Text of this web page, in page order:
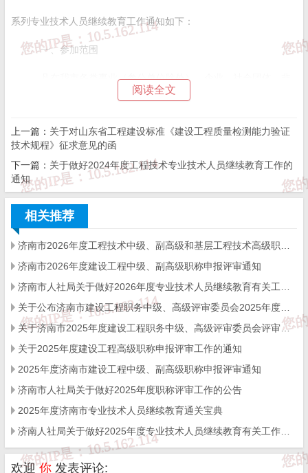
系列专业技术人员继续教育工作通知如下：
一、参加范围
凡在我市各类事业（参公单位除外）、企业、社会团体、非
及自由职业者均需按规定参加继续教育培训。
二、学时要求
建设工程系列专业技术人员参加继续教育时间每年累计应不
少于90学时，其中，公需科目不少于30学时，专业科目不少于60学
时。依托“济南市专业技术人员继续教育公共服务平台”（以下称“市
继续教育平台”，网址http://221.214.69.254:9090/）开展培训。
三、学习时间
2024年度济南市建设工程专业技术人员继续教育学习时间截
止到2024年12月31日。本年度申报职称评审的人员，应于申报截止
四、学习内容及方式
（一）公需科目
继续教育公需科目由市人力资源社会保障局组织实施。2024
阅读全文
上一篇： 关于对山东省工程建设标准《建设工程质量检测能力验证
技术规程》征求意见的函
下一篇： 关于做好2024年度工程技术专业技术人员继续教育工作的
通知
相关推荐
济南市2026年度建设工程中级、副高级职称申报评审通知
关于济南市2025年度建设工程职务中级、高级评审委员会评审通过人员 异议期公示的通知
关于2025年度建设工程高级职称申报评审工作的通知
2025年度济南市建设工程中级、副高级职称申报评审通知
济南市人社局关于做好2025年度职称评审工作的公告
2025年度济南市专业技术人员继续教育通关宝典
欢迎你 发表评论: